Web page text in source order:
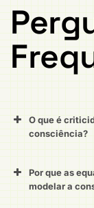
O que é
consciência?
Por que as
modelar a